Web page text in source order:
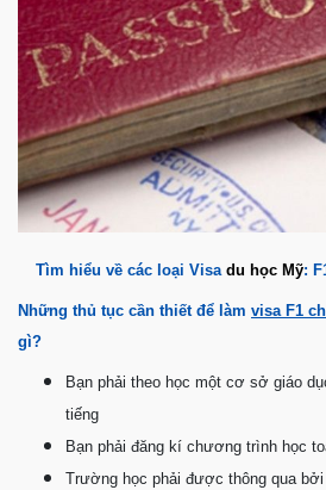
Tìm hiểu về các loại Visa du học Mỹ:
Những thủ tục cần thiết để làm visa F1
gì?
Bạn phải theo học một cơ sở giáo
tiếng
Bạn phải đăng kí chương trình học
Trường học phải được thông qua